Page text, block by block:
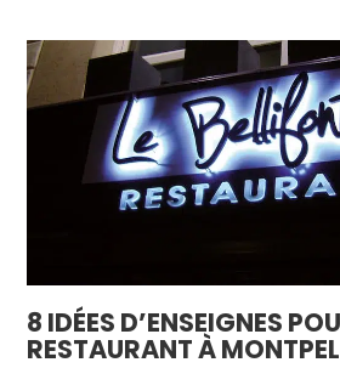
8 IDÉES D’ENSEIGNES
RESTAURANT À